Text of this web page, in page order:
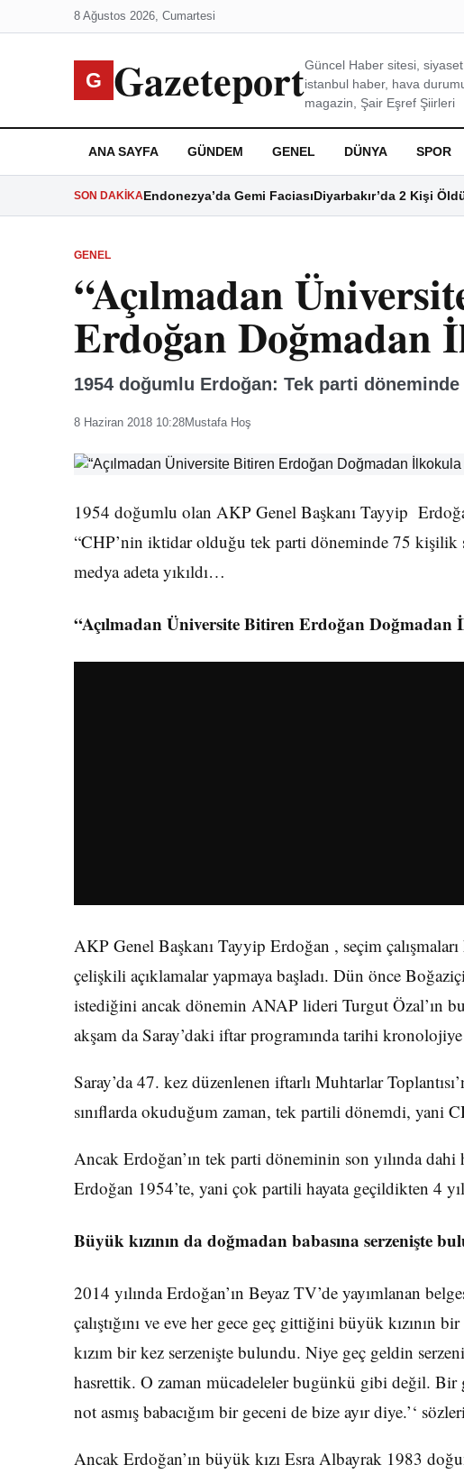
8 Ağustos 2026, Cumartesi
G GazeteportGüncel Haber sitesi,
istanbul haber, hava
magazin, Şair Eşref Şiirleri
ANA SAYFA GÜNDEM GENEL DÜNYA SPOR
SON DAKIKAEndonezya’da Gemi FaciasıDiyarbakır’da 2 Kişi
GENEL
“Açılmadan
Erdoğan Doğmadan
1954 doğumlu Erdoğan: Tek parti
8 Haziran 2018 10:28Mustafa Hoş
1954 doğumlu olan AKP Genel Başkanı Tayyip
“CHP’nin iktidar olduğu tek parti döneminde 75 kişilik
medya adeta yıkıldı…
“Açılmadan Üniversite Bitiren Erdoğan Doğmadan
AKP Genel Başkanı Tayyip Erdoğan , seçim
çelişkili açıklamalar yapmaya başladı. Dün önce
istediğini ancak dönemin ANAP lideri Turgut Özal’ın
akşam da Saray’daki iftar programında tarihi
Saray’da 47. kez düzenlenen iftarlı Muhtarlar
sınıflarda okuduğum zaman, tek partili dönemdi, yani
Ancak Erdoğan’ın tek parti döneminin son yılında
Erdoğan 1954’te, yani çok partili hayata geçildikten 4
Büyük kızının da doğmadan babasına serzenişte
2014 yılında Erdoğan’ın Beyaz TV’de yayımlanan
çalıştığını ve eve her gece geç gittiğini büyük kızının
kızım bir kez serzenişte bulundu. Niye geç geldin
hasrettik. O zaman mücadeleler bugünkü gibi değil. Bir
not asmış babacığım bir geceni de bize ayır diye.’‘
Ancak Erdoğan’ın büyük kızı Esra Albayrak 1983